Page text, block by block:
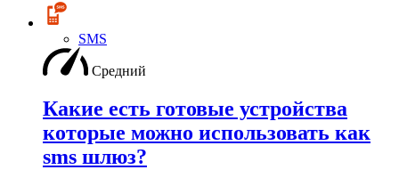
SMS
Средний
Какие есть готовые устройства
которые можно использовать как
sms шлюз?